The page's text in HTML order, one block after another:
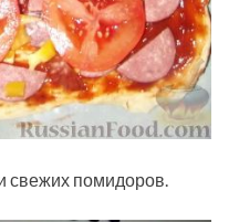
свежих помидоров.